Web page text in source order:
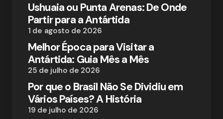
Ushuaia ou Punta Arenas: De Onde
Partir para a Antártida
1 de agosto de 2026
Melhor Época para Visitar a
Antártida: Guia Mês a Mês
25 de julho de 2026
Por que o Brasil Não Se Dividiu em
Vários Países? A História
19 de julho de 2026